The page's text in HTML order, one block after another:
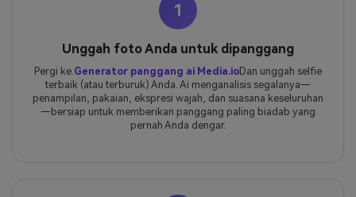
1
Unggah foto Anda untuk dipanggang
Pergi ke.Generator panggang ai Media.ioDan unggah selfie
terbaik (atau terburuk) Anda. Ai menganalisis segalanya—
penampilan, pakaian, ekspresi wajah, dan suasana keseluruhan
—bersiap untuk memberikan panggang paling biadab yang
pernah Anda dengar.